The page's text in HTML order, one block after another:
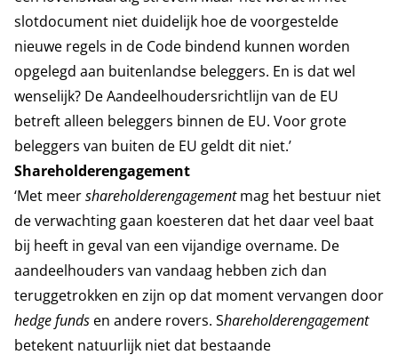
slotdocument niet duidelijk hoe de voorgestelde
nieuwe regels in de Code bindend kunnen worden
opgelegd aan buitenlandse beleggers. En is dat wel
wenselijk? De Aandeelhoudersrichtlijn van de EU
betreft alleen beleggers binnen de EU. Voor grote
beleggers van buiten de EU geldt dit niet.’
Shareholderengagement
‘Met meershareholderengagementmag het bestuur niet
de verwachting gaan koesteren dat het daar veel baat
bij heeft in geval van een vijandige overname. De
aandeelhouders van vandaag hebben zich dan
teruggetrokken en zijn op dat moment vervangen door
hedge funds en andere rovers. Shareholderengagement
betekent natuurlijk niet dat bestaande